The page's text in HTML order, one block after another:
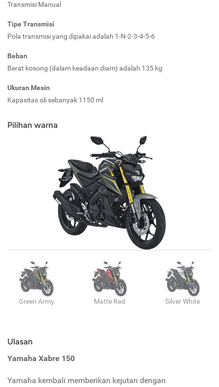
Transmisi Manual
Tipe Transmisi
Pola transmisi yang dipakai adalah 1-N-2-3-4-5-6
Beban
Berat kosong (dalam keadaan diam) adalah 135 kg
Ukuran Mesin
Kapasitas oli sebanyak 1150 ml
Pilihan warna
Green Army Matte Red Silver White
Ulasan
Yamaha Xabre 150
Yamaha kembali memberikan kejutan dengan